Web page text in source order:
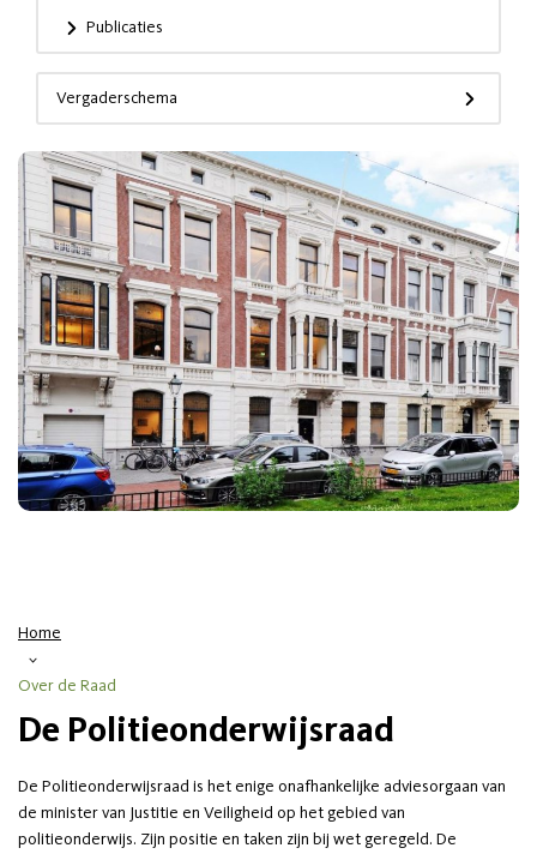
Publicaties
Vergaderschema
Home
>
Over de Raad
De Politieonderwijsraad
De Politieonderwijsraad is het enige onafhankelijke adviesorgaan van
de minister van Justitie en Veiligheid op het gebied van
politieonderwijs. Zijn positie en taken zijn bij wet geregeld. De